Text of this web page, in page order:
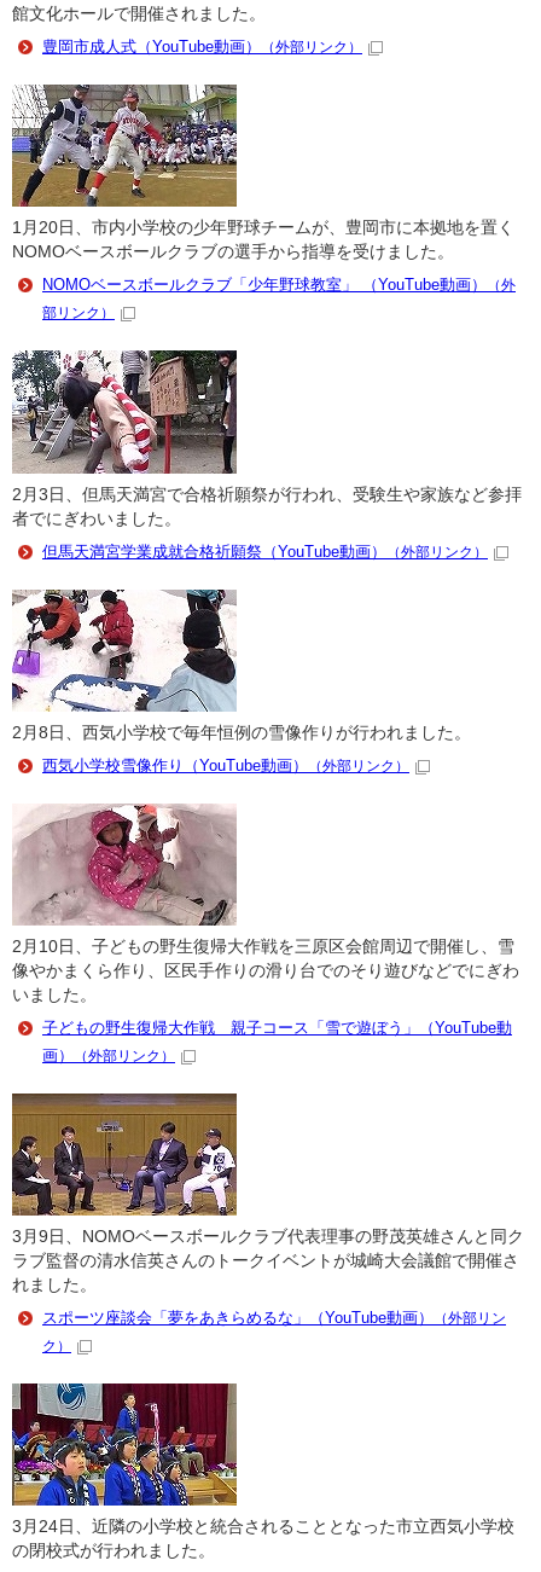
館文化ホールで開催されました。
豊岡市成人式（YouTube動画）
（外部リンク）
1月20日、市内小学校の少年野球チームが、豊岡市に本拠地を置く
NOMOベースボールクラブの選手から指導を受けました。
NOMOベースボールクラブ「少年野球教室」 （YouTube動画）
（外
部リンク）
2月3日、但馬天満宮で合格祈願祭が行われ、受験生や家族など参拝
者でにぎわいました。
但馬天満宮学業成就合格祈願祭（YouTube動画）
（外部リンク）
2月8日、西気小学校で毎年恒例の雪像作りが行われました。
西気小学校雪像作り（YouTube動画）
（外部リンク）
2月10日、子どもの野生復帰大作戦を三原区会館周辺で開催し、雪
像やかまくら作り、区民手作りの滑り台でのそり遊びなどでにぎわ
いました。
子どもの野生復帰大作戦 親子コース「雪で遊ぼう」（YouTube動
画）
（外部リンク）
3月9日、NOMOベースボールクラブ代表理事の野茂英雄さんと同ク
ラブ監督の清水信英さんのトークイベントが城崎大会議館で開催さ
れました。
スポーツ座談会「夢をあきらめるな」（YouTube動画）
（外部リン
ク）
3月24日、近隣の小学校と統合されることとなった市立西気小学校
の閉校式が行われました。